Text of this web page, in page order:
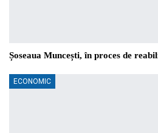
Șoseaua Muncești, în proces de
ECONOMIC